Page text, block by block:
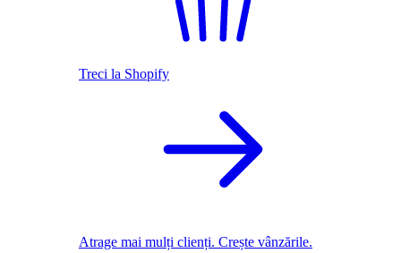
Treci la Shopify
Atrage mai mulți clienți. Crește vânzările.